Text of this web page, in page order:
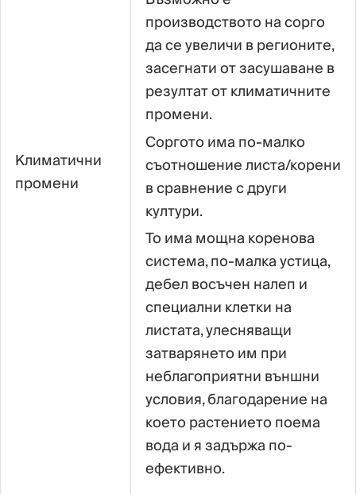
Климатични
промени
производството на сорго
да се увеличи в регионите,
засегнати от засушаване в
резултат от климатичните
промени.
Соргото има по-малко
съотношение листа/корени
в сравнение с други
култури.
То има мощна коренова
система, по-малка устица,
дебел восъчен налеп и
специални клетки на
листата, улесняващи
затварянето им при
неблагоприятни външни
условия, благодарение на
което растението поема
вода и я задържа по-
ефективно.